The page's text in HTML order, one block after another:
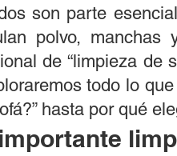
son parte
polvo,
de “limpieza
todo lo
hasta por qué